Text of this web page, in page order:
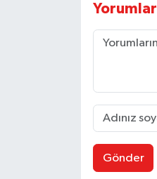
Yorumlar
Gönder